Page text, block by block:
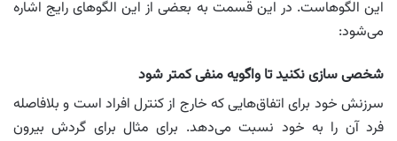
این الگوهاست. در این قسمت به بعضی از این الگوهای رایج اشاره
می‌شود:
شخصی سازی نکنید تا واگویه منفی کمتر شود
سرزنش خود برای اتفاق‌هایی که خارج از کنترل افراد است و بلافاصله
فرد آن را به خود نسبت می‌دهد. برای مثال برای گردش بیرون